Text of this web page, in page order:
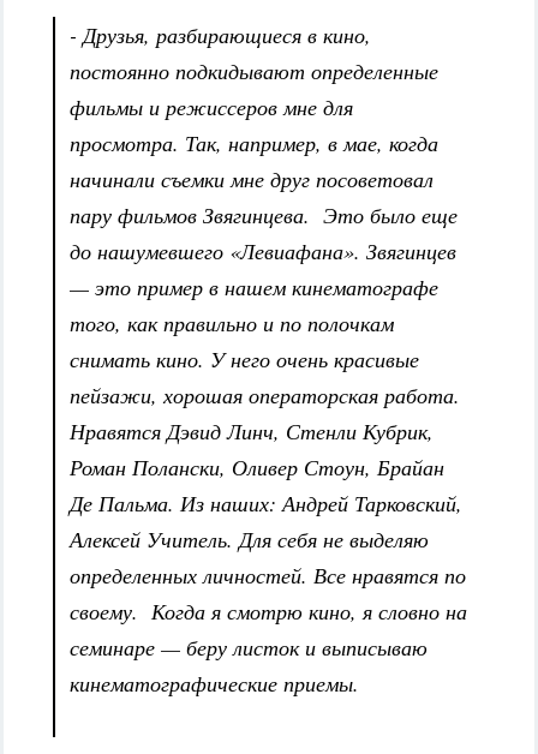
- Друзья, разбирающиеся в кино,
постоянно подкидывают определенные
фильмы и режиссеров мне для
просмотра. Так, например, в мае, когда
начинали съемки мне друг посоветовал
пару фильмов Звягинцева. Это было еще
до нашумевшего «Левиафана». Звягинцев
— это пример в нашем кинематографе
того, как правильно и по полочкам
снимать кино. У него очень красивые
пейзажи, хорошая операторская работа.
Нравятся Дэвид Линч, Стенли Кубрик,
Роман Полански, Оливер Стоун, Брайан
Де Пальма. Из наших: Андрей Тарковский,
Алексей Учитель. Для себя не выделяю
определенных личностей. Все нравятся по
своему. Когда я смотрю кино, я словно на
семинаре — беру листок и выписываю
кинематографические приемы.